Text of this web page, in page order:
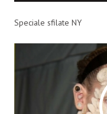
Speciale sfilate NY